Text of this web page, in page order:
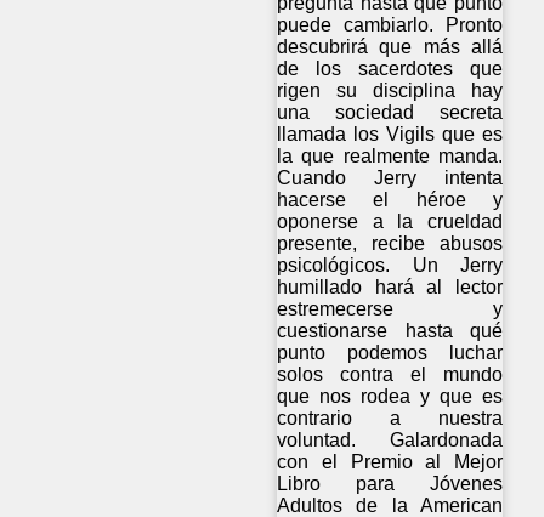
puede cambiarlo. Pronto
descubrirá que más allá
de los sacerdotes que
rigen su disciplina hay
una sociedad secreta
llamada los Vigils que es
la que realmente manda.
Cuando Jerry intenta
hacerse el héroe y
oponerse a la crueldad
presente, recibe abusos
psicológicos. Un Jerry
humillado hará al lector
estremecerse y
cuestionarse hasta qué
punto podemos luchar
solos contra el mundo
que nos rodea y que es
contrario a nuestra
voluntad. Galardonada
con el Premio al Mejor
Libro para Jóvenes
Adultos de la American